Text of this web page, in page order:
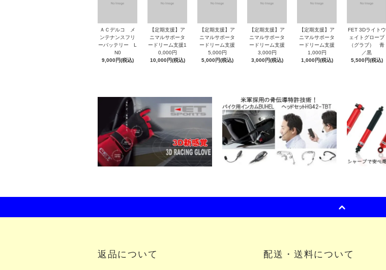
ＡＣデルコ メ
ンテナンスフリ
ーバッテリー L
N0
9,000円(税込)
【定期支援】ア
ニマルサポータ
ードリーム支援1
0,000円
10,000円(税込)
【定期支援】ア
ニマルサポータ
ードリーム支援
5,000円
5,000円(税込)
【定期支援】ア
ニマルサポータ
ードリーム支援
3,000円
3,000円(税込)
【定期支援】ア
ニマルサポータ
ードリーム支援
1,000円
1,000円(税込)
FET 3Dライトウ
ェイトグローブ
（グラブ） 青
／黒
5,500円(税込)
返品について 配送・送料について